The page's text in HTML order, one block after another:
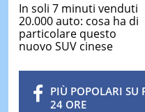
In soli 7 minuti venduti
20.000 auto: cosa ha di
particolare questo
nuovo SUV cinese
PIÙ POPOLARI SU
24 ORE